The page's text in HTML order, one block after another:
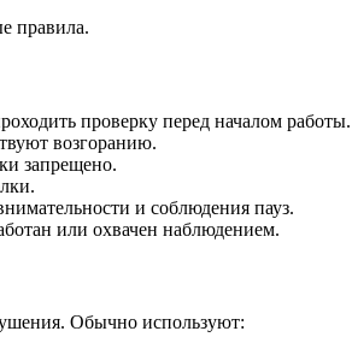
правила.
проверку перед началом работы.
возгоранию.
запрещено.
и соблюдения пауз.
или охвачен наблюдением.
Обычно используют: